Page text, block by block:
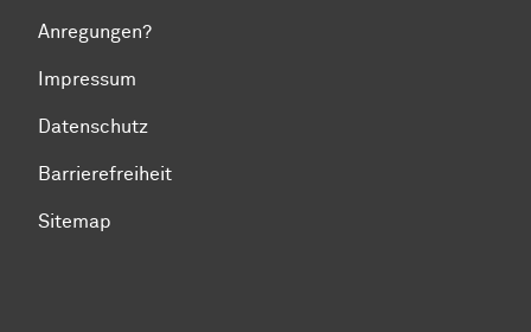
Anregungen?
Impressum
Datenschutz
Barrierefreiheit
Sitemap